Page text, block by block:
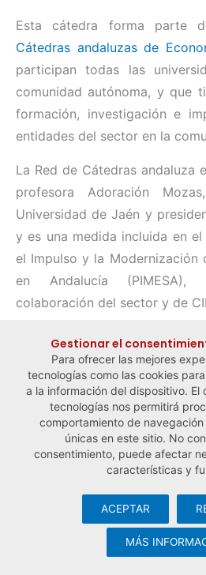
Esta cátedra forma parte
Cátedras andaluzas de
participan todas las
comunidad autónoma, y que
formación, investigación e
entidades del sector en la
La Red de Cátedras andaluza
profesora Adoración
Universidad de Jaén y
y es una medida incluida en
el Impulso y la Modernización
en Andalucía
colaboración del sector y de
← Noticia anterior
© Observatorio Español de la
Aviso legal y política
cookies· Desarrollo
Gestionar el
Para ofrecer las mejores
tecnologías como las cookies
a la información del dispositivo. El
tecnologías nos permitirá
comportamiento de
únicas en este sitio. No
consentimiento, puede afectar
características y
ACEPTAR
MÁS